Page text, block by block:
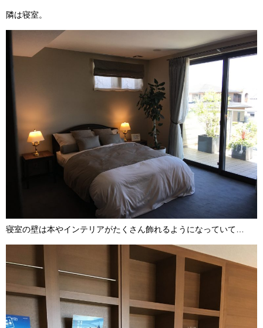
隣は寝室。
寝室の壁は本やインテリアがたくさん飾れるようになっていて…